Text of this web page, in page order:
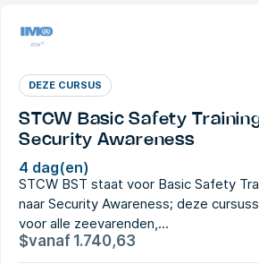
DEZE CURSUS
STCW Basic Safety
Security Awareness
4 dag(en)
STCW BST staat voor Basic Safety
naar Security Awareness; deze
voor alle zeevarenden,...
$vanaf 1.740,63